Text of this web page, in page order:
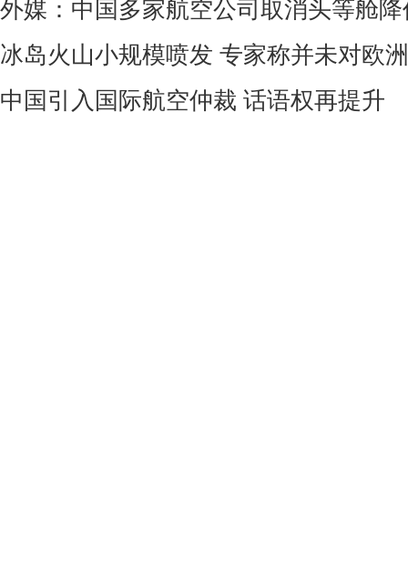
外媒：中国多家航空公司取消头等舱
冰岛火山小规模喷发 专家称并未对欧
中国引入国际航空仲裁 话语权再提升